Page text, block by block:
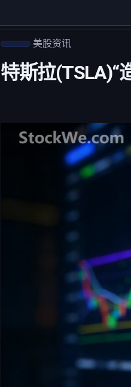
美股资讯
特斯拉(TSLA)“